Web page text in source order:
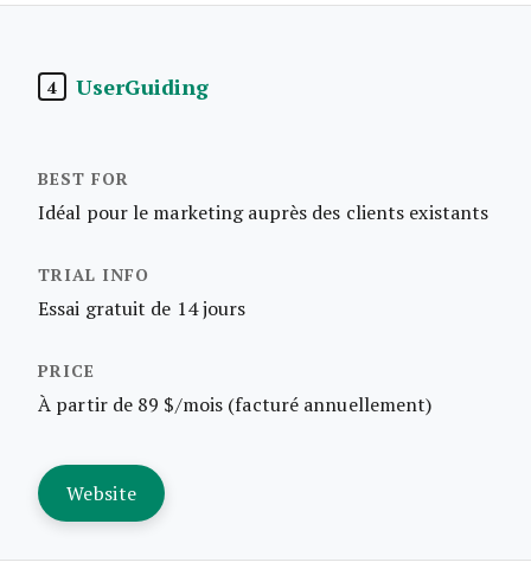
4 UserGuiding
Idéal pour le marketing auprès des clients existants
Essai gratuit de 14 jours
À partir de 89 $/mois (facturé annuellement)
Website